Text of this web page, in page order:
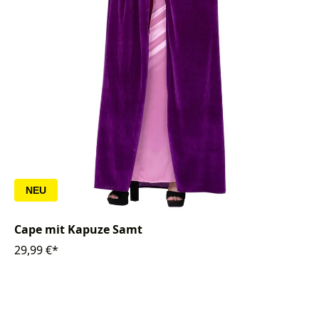
NEU
Cape mit Kapuze Samt
29,99 €*